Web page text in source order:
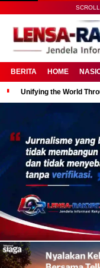
BERITA HOME
Unifying the World